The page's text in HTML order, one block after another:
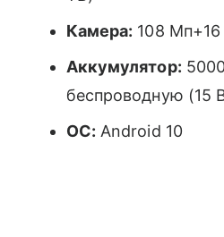
Камера: 108
Аккумулятор:
беспроводную (15
ОС: Android 10